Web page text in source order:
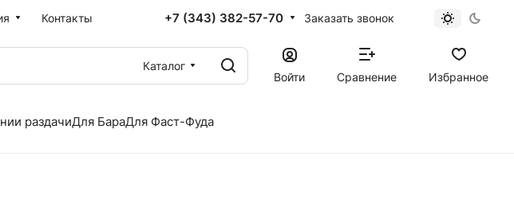
Контакты +7 (343) 382-57-70 Заказать звонок
Каталог
Войти
Сравнение Избранное
раздачиДля БараДля Фаст-Фуда